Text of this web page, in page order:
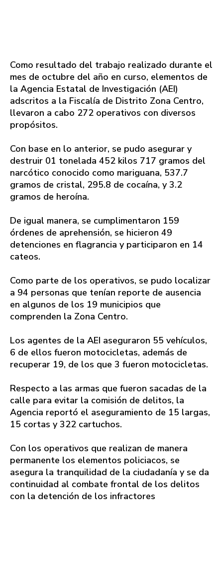
Como resultado del trabajo realizado durante el
mes de octubre del año en curso, elementos de
la Agencia Estatal de Investigación (AEI)
adscritos a la Fiscalía de Distrito Zona Centro,
llevaron a cabo 272 operativos con diversos
propósitos.
Con base en lo anterior, se pudo asegurar y
destruir 01 tonelada 452 kilos 717 gramos del
narcótico conocido como mariguana, 537.7
gramos de cristal, 295.8 de cocaína, y 3.2
gramos de heroína.
De igual manera, se cumplimentaron 159
órdenes de aprehensión, se hicieron 49
detenciones en flagrancia y participaron en 14
cateos.
Como parte de los operativos, se pudo localizar
a 94 personas que tenían reporte de ausencia
en algunos de los 19 municipios que
comprenden la Zona Centro.
Los agentes de la AEI aseguraron 55 vehículos,
6 de ellos fueron motocicletas, además de
recuperar 19, de los que 3 fueron motocicletas.
Respecto a las armas que fueron sacadas de la
calle para evitar la comisión de delitos, la
Agencia reportó el aseguramiento de 15 largas,
15 cortas y 322 cartuchos.
Con los operativos que realizan de manera
permanente los elementos policiacos, se
asegura la tranquilidad de la ciudadanía y se da
continuidad al combate frontal de los delitos
con la detención de los infractores